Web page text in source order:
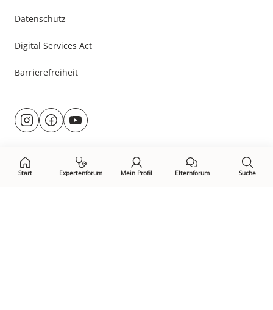
Start Expertenforum Mein Profil Elternforum Suche
Datenschutz
Digital Services Act
Barrierefreiheit
Besuche
uns@rund.ums.baby
facebook.com/rundumsbaby.de
youtube.com/@rundumsbaby_